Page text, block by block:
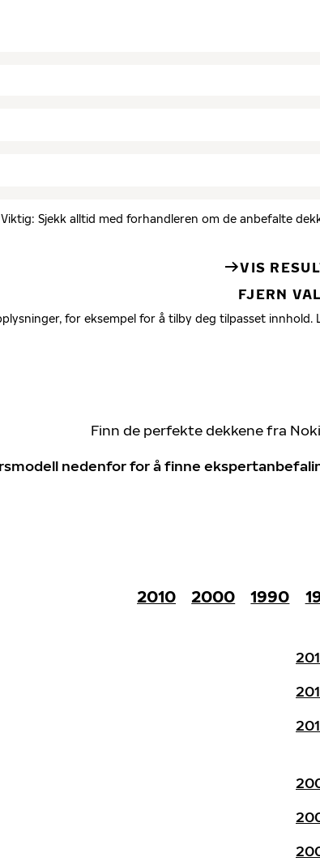
Viktig: Sjekk alltid med forhandleren om de anbefalte
VIS
FJERN
for eksempel for å tilby deg tilpasset
Finn de perfekte dekkene fra
nedenfor for å finne
2010 2000 1990